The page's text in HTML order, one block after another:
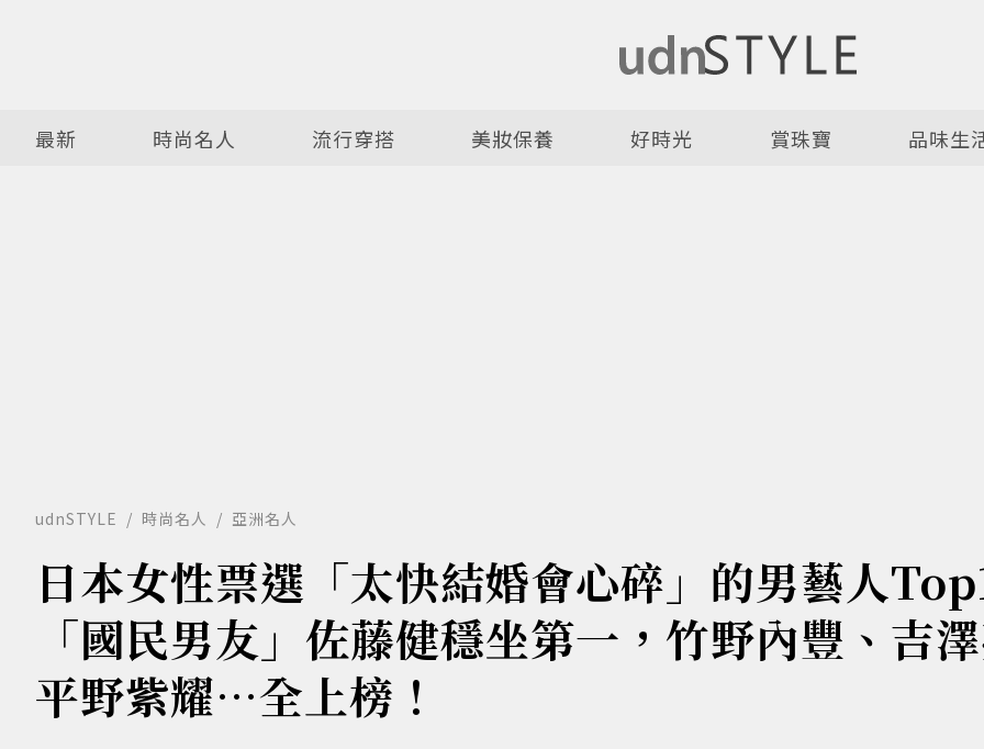
最新 時尚名人 流行穿搭 美妝保養 好時光 賞珠寶 品味生
udnSTYLE 時尚名人 亞洲名人
日本女性票選「太快結婚會心碎」的男藝人
「國民男友」佐藤健穩坐第一，竹野內豐、吉
平野紫耀…全上榜！